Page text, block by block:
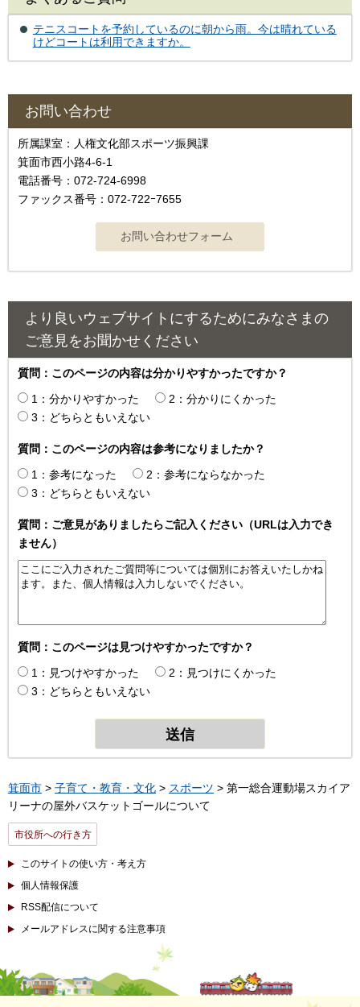
テニスコートを予約しているのに朝から雨。今は晴れている
けどコートは利用できますか。
お問い合わせ
所属課室：人権文化部スポーツ振興課
箕面市西小路4-6-1
電話番号：072-724-6998
ファックス番号：072-722ｰ7655
より良いウェブサイトにするためにみなさまの
ご意見をお聞かせください
質問：このページの内容は分かりやすかったですか？
1：分かりやすかった
2：分かりにくかった
3：どちらともいえない
質問：このページの内容は参考になりましたか？
1：参考になった
2：参考にならなかった
3：どちらともいえない
質問：ご意見がありましたらご記入ください（URLは入力でき
ません）
質問：このページは見つけやすかったですか？
1：見つけやすかった
2：見つけにくかった
3：どちらともいえない
箕面市 > 子育て・教育・文化 > スポーツ > 第一総合運動場スカイア
リーナの屋外バスケットゴールについて
市役所への行き方
このサイトの使い方・考え方
個人情報保護
RSS配信について
メールアドレスに関する注意事項